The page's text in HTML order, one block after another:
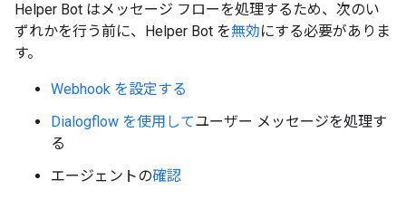
Helper Bot はメッセージ フローを処理するため、次のい
ずれかを行う前に、Helper Bot を無効にする必要がありま
す。
Webhook を設定する
Dialogflow を使用してユーザー メッセージを処理す
る
エージェントの確認